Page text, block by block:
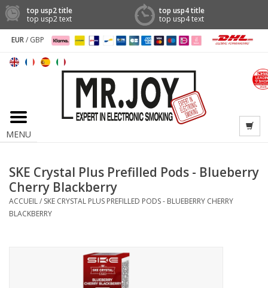
top usp2 title
top usp2 text
top usp4 title
top usp4 text
EUR/ GBP
MENU
SKE Crystal Plus Prefilled Pods - Blueberry
Cherry Blackberry
ACCUEIL/ SKE CRYSTAL PLUS PREFILLED PODS - BLUEBERRY CHERRY
BLACKBERRY